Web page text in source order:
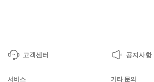
고객센터 공지사항
서비스 기타 문의